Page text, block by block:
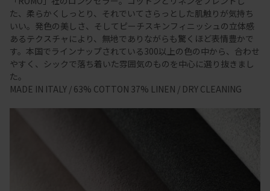
た、柔らかくしっとり、それでいてさらっとした肌触りが気持ち
いい。発色の美しさ、そしてピーチスキンフィニッシュの立体感
あるテクスチャにより、無地でありながらも驚くほど表情豊かで
す。本国でラインナップされている300以上の色の中から、合わせ
やすく、シックで落ち着いた雰囲気のものを中心に選り抜きまし
た。
MADE IN ITALY / 63% COTTON 37% LINEN / DRY CLEANING